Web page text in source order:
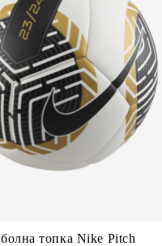
топка Nike Pitch